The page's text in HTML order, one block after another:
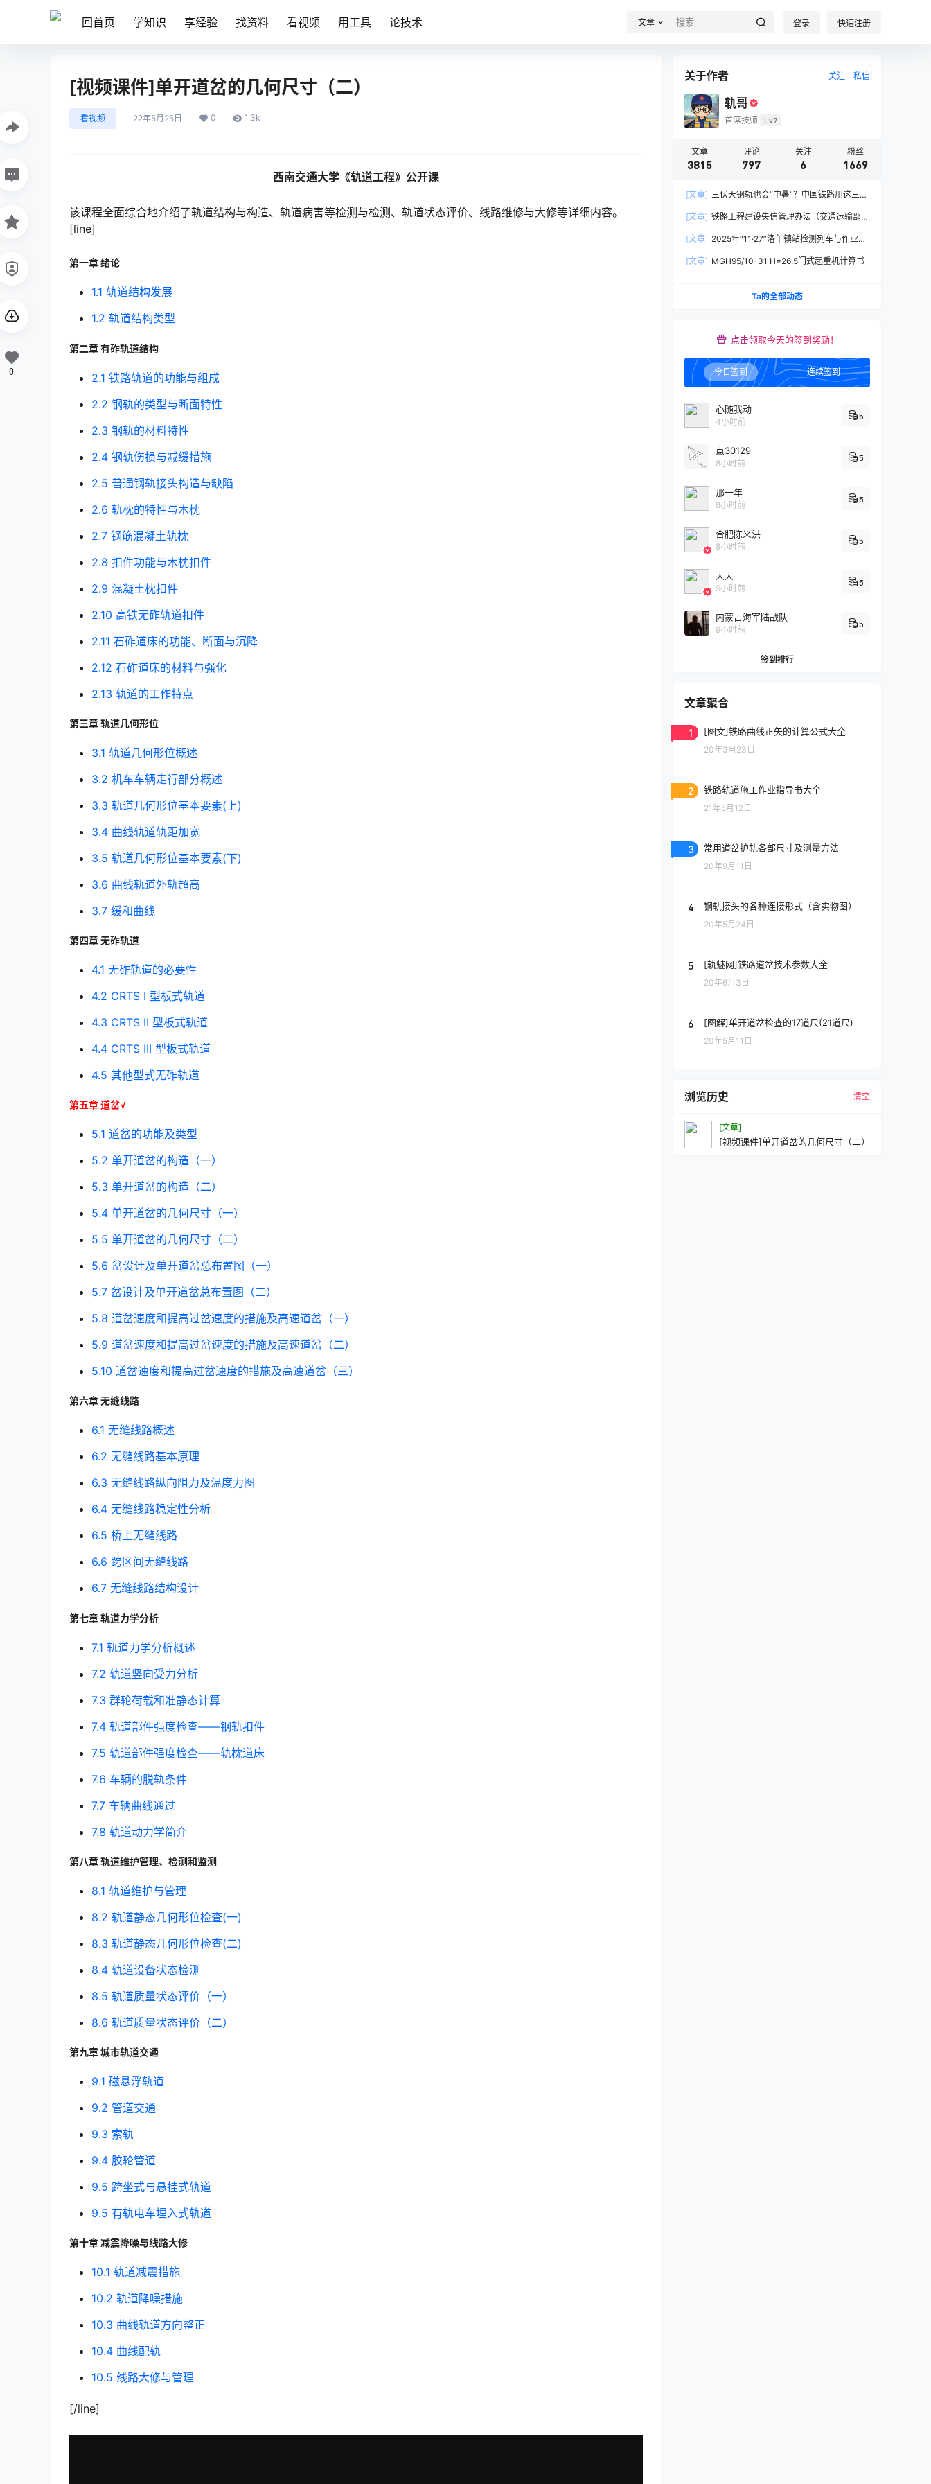
回首页 学知识 享经验 找资料 看视频 用工具 论技术 文章 登录 快速注册
[视频课件]单开道岔的几何尺寸（二）
看视频 22年5月25日 0 1.3k
西南交通大学《轨道工程》公开课
该课程全面综合地介绍了轨道结构与构造、轨道病害等检测与检测、轨道状态评价、线路维修与大修等详细内容。
[line]
第一章 绪论
1.1 轨道结构发展
1.2 轨道结构类型
第二章 有砟轨道结构
2.1 铁路轨道的功能与组成
2.2 钢轨的类型与断面特性
2.3 钢轨的材料特性
2.4 钢轨伤损与减缓措施
2.5 普通钢轨接头构造与缺陷
2.6 轨枕的特性与木枕
2.7 钢筋混凝土轨枕
2.8 扣件功能与木枕扣件
2.9 混凝土枕扣件
2.10 高铁无砟轨道扣件
2.11 石砟道床的功能、断面与沉降
2.12 石砟道床的材料与强化
2.13 轨道的工作特点
第三章 轨道几何形位
3.1 轨道几何形位概述
3.2 机车车辆走行部分概述
3.3 轨道几何形位基本要素(上)
3.4 曲线轨道轨距加宽
3.5 轨道几何形位基本要素(下)
3.6 曲线轨道外轨超高
3.7 缓和曲线
第四章 无砟轨道
4.1 无砟轨道的必要性
4.2 CRTS I 型板式轨道
4.3 CRTS II 型板式轨道
4.4 CRTS III 型板式轨道
4.5 其他型式无砟轨道
第五章 道岔√
5.1 道岔的功能及类型
5.2 单开道岔的构造（一）
5.3 单开道岔的构造（二）
5.4 单开道岔的几何尺寸（一）
5.5 单开道岔的几何尺寸（二）
5.6 岔设计及单开道岔总布置图（一）
5.7 岔设计及单开道岔总布置图（二）
5.8 道岔速度和提高过岔速度的措施及高速道岔（一）
5.9 道岔速度和提高过岔速度的措施及高速道岔（二）
5.10 道岔速度和提高过岔速度的措施及高速道岔（三）
第六章 无缝线路
6.1 无缝线路概述
6.2 无缝线路基本原理
6.3 无缝线路纵向阻力及温度力图
6.4 无缝线路稳定性分析
6.5 桥上无缝线路
6.6 跨区间无缝线路
6.7 无缝线路结构设计
第七章 轨道力学分析
7.1 轨道力学分析概述
7.2 轨道竖向受力分析
7.3 群轮荷载和准静态计算
7.4 轨道部件强度检查——钢轨扣件
7.5 轨道部件强度检查——轨枕道床
7.6 车辆的脱轨条件
7.7 车辆曲线通过
7.8 轨道动力学简介
第八章 轨道维护管理、检测和监测
8.1 轨道维护与管理
8.2 轨道静态几何形位检查(一)
8.3 轨道静态几何形位检查(二)
8.4 轨道设备状态检测
8.5 轨道质量状态评价（一）
8.6 轨道质量状态评价（二）
第九章 城市轨道交通
9.1 磁悬浮轨道
9.2 管道交通
9.3 索轨
9.4 胶轮管道
9.5 跨坐式与悬挂式轨道
9.5 有轨电车埋入式轨道
第十章 减震降噪与线路大修
10.1 轨道减震措施
10.2 轨道降噪措施
10.3 曲线轨道方向整正
10.4 曲线配轨
10.5 线路大修与管理
[/line]
0
关于作者 关注 私信
轨哥
首席技师 Lv7
文章
3815
评论
797
关注
6
粉丝
1669
[文章] 三伏天钢轨也会“中暑”？中国铁路用这三招
[文章] 铁路工程建设失信管理办法（交通运输部
[文章] 2025年“11·27”洛羊镇站检测列车与作业人
[文章] MGH95/10-31 H=26.5门式起重机计算书
Ta的全部动态
点击领取今天的签到奖励！
今日签到 连续签到
心随我动
4小时前
5
点30129
8小时前
5
那一年
8小时前
5
合肥陈义洪
8小时前
5
天天
9小时前
5
内蒙古海军陆战队
9小时前
5
签到排行
文章聚合
1 [图文]铁路曲线正矢的计算公式大全
20年3月23日
2 铁路轨道施工作业指导书大全
21年5月12日
3 常用道岔护轨各部尺寸及测量方法
20年9月11日
4 钢轨接头的各种连接形式（含实物图）
20年5月24日
5 [轨魅网]铁路道岔技术参数大全
20年6月3日
6 [图解]单开道岔检查的17道尺(21道尺)
20年5月11日
浏览历史 清空
[文章]
[视频课件]单开道岔的几何尺寸（二）